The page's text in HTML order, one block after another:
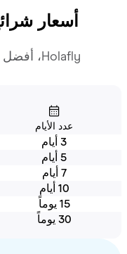
أسعار شرائح eSIM لـ
Holafly، أفضل شريحة eSIM لـ روما
عدد الأيام